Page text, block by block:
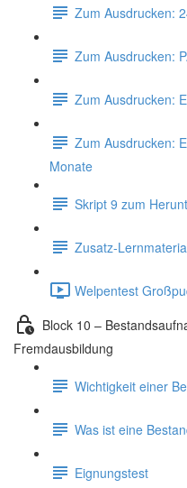
Zum Ausdrucken:
Zum Ausdrucken:
Zum Ausdrucken:
Zum Ausdrucken:
Monate
Skript 9 zum
Zusatz-
Welpentest
Block 10 –
Fremdausbildung
Wichtigkeit einer
Was ist eine
Eignungstest